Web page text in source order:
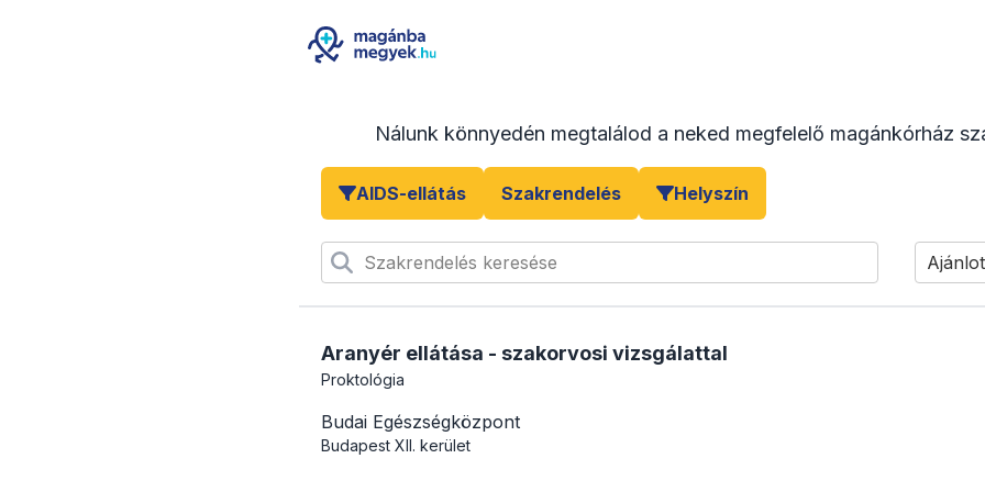
Nálunk könnyedén megtalálod a neked megfelelő magánkórház
AIDS-ellátás Szakrendelés Helyszín
Szakrendelés keresése
Aranyér ellátása - szakorvosi vizsgálattal
Proktológia
Budai Egészségközpont
Budapest XII. kerület